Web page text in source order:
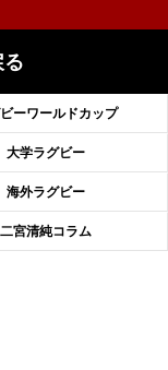
審、遠のいた夢」
HCの功績と財産
太の教育方針
ーワールドカップ
大学ラグビー
海外ラグビー
二宮清純コラム